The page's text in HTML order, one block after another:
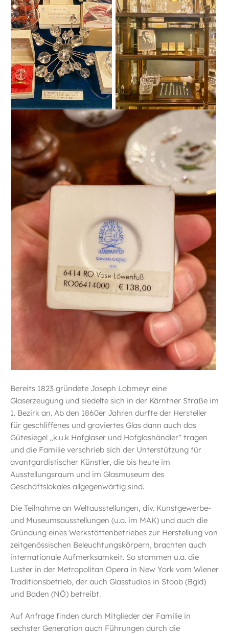
Bereits 1823 gründete Joseph Lobmeyr eine
Glaserzeugung und siedelte sich in der Kärntner Straße im
1. Bezirk an. Ab den 1860er Jahren durfte der Hersteller
für geschliffenes und graviertes Glas dann auch das
Gütesiegel „k.u.k Hofglaser und Hofglashändler“ tragen
und die Familie verschrieb sich der Unterstützung für
avantgardistischer Künstler, die bis heute im
Ausstellungsraum und im Glasmuseum des
Geschäftslokales allgegenwärtig sind.
Die Teilnahme an Weltausstellungen, div. Kunstgewerbe-
und Museumsausstellungen (u.a. im MAK) und auch die
Gründung eines Werkstättenbetriebes zur Herstellung von
zeitgenössischen Beleuchtungskörpern, brachten auch
internationale Aufmerksamkeit. So stammen u.a. die
Luster in der Metropolitan Opera in New York vom Wiener
Traditionsbetrieb, der auch Glasstudios in Stoob (Bgld)
und Baden (NÖ) betreibt.
Auf Anfrage finden durch Mitglieder der Familie in
sechster Generation auch Führungen durch die